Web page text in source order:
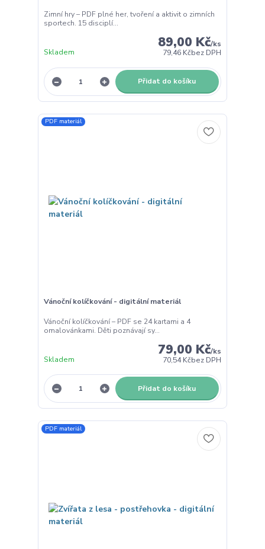
Zimní hry – PDF plné her, tvoření a aktivit o zimních
sportech. 15 disciplí...
89,00 Kč/ks
79,46 Kčbez DPH
Skladem
Přidat do košíku
PDF materiál
Vánoční kolíčkování - digitální materiál
Vánoční kolíčkování – PDF se 24 kartami a 4
omalovánkami. Děti poznávají sy...
79,00 Kč/ks
70,54 Kčbez DPH
Skladem
Přidat do košíku
PDF materiál